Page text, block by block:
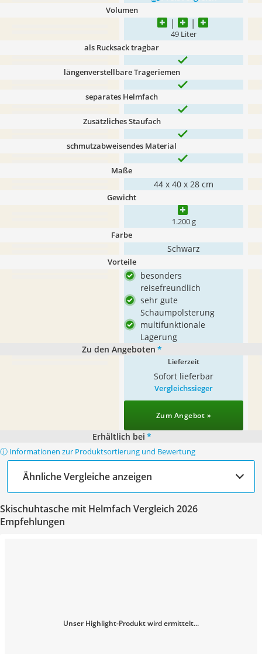
Volumen
49 Liter
als Rucksack tragbar
längenverstellbare Trageriemen
separates Helmfach
Zusätzliches Staufach
schmutzabweisendes Material
Maße
44 x 40 x 28 cm
Gewicht
1.200 g
Farbe
Schwarz
Vorteile
besonders
reisefreundlich
sehr gute
Schaumpolsterung
multifunktionale
Lagerung
Zu den Angeboten *
Lieferzeit
Sofort lieferbar
Vergleichssieger
Zum Angebot »
Erhältlich bei *
ⓘ Informationen zur Produktsortierung und Bewertung
Ähnliche Vergleiche anzeigen
Skischuhtasche mit Helmfach Vergleich 2026
Empfehlungen
Unser Highlight-Produkt wird ermittelt...